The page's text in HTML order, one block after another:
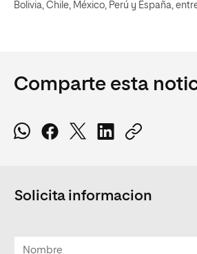
Bolivia, Chile, México, Perú y España,
Comparte esta
Solicita informacion